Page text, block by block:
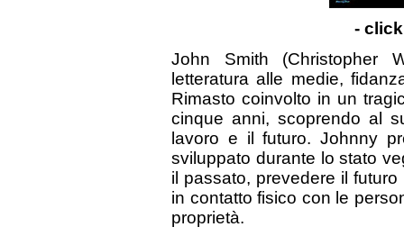
-
John Smith (Christopher
letteratura alle medie,
Rimasto coinvolto in un
cinque anni, scoprendo al
lavoro e il futuro. Johnny
sviluppato durante lo stato
il passato, prevedere il
in contatto fisico con le
proprietà.